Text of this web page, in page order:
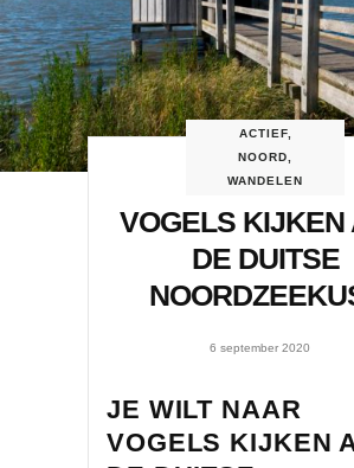
ACTIEF,
NOORD
WANDELEN
VOGELS KIJKEN
DE DUITSE
6 september 2020
JE WILT NAAR
VOGELS KIJKEN